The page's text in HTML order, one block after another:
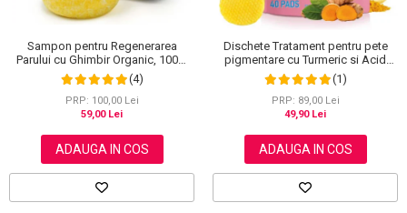
Sampon pentru Regenerarea
Parului cu Ghimbir Organic, 100%
Natural, 60 g(4)
PRP: 100,00 Lei
59,00 Lei
ADAUGA IN COS
Dischete Tratament pentru pete
pigmentare cu Turmeric si Acid
kojic, Curatare in profunzime,
Aliver, 40 bucati
(1)
PRP: 89,00 Lei
49,90 Lei
ADAUGA IN COS